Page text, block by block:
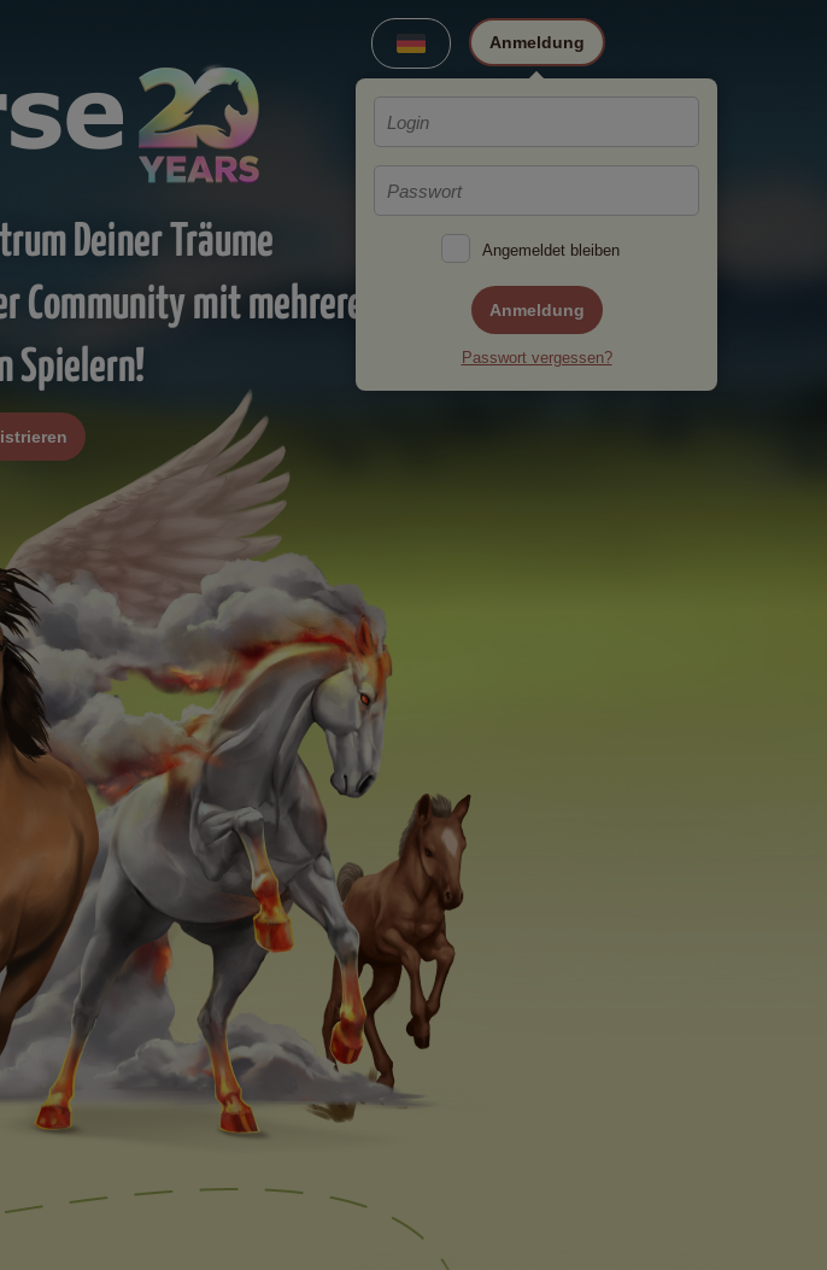
Anmeldung
Angemeldet bleiben
Anmeldung
Passwort vergessen?
Deiner Träume
mit mehreren
Spielern!